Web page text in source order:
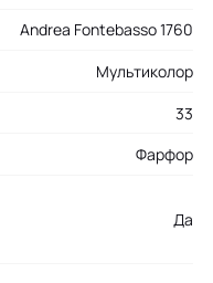
Andrea Fontebasso 1760
Мультиколор
33
Фарфор
Да